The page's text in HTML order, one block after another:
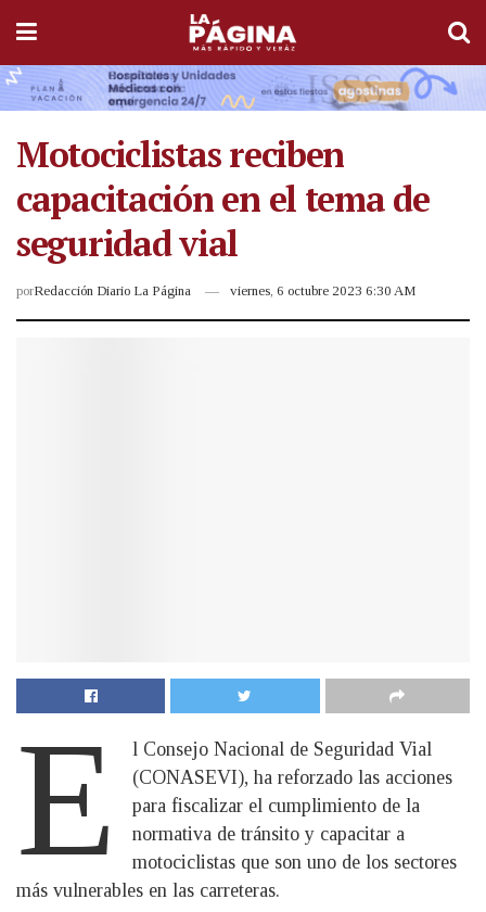
Motociclistas reciben
capacitación en el tema de
seguridad vial
porRedacción Diario La Página viernes, 6 octubre 2023 6:30 AM
E
l Consejo Nacional de Seguridad Vial
(CONASEVI), ha reforzado las acciones
para fiscalizar el cumplimiento de la
normativa de tránsito y capacitar a
motociclistas que son uno de los sectores
más vulnerables en las carreteras.